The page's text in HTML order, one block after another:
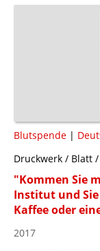
Blutspende |
Druckwerk / Blatt
"Kommen Sie
Institut und
Kaffee oder
2017